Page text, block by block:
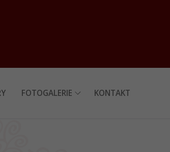
FOTOGALERIE KONTAKT